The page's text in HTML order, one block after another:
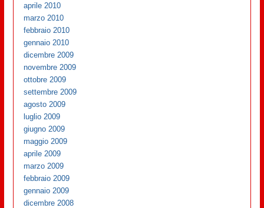
aprile 2010
marzo 2010
febbraio 2010
gennaio 2010
dicembre 2009
novembre 2009
ottobre 2009
settembre 2009
agosto 2009
luglio 2009
giugno 2009
maggio 2009
aprile 2009
marzo 2009
febbraio 2009
gennaio 2009
dicembre 2008